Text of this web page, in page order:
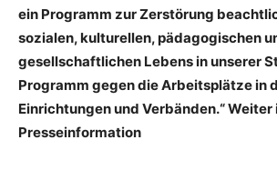
ein Programm zur Zerstörung
sozialen, kulturellen, pädagogischen
gesellschaftlichen Lebens in unserer
Programm gegen die Arbeitsplätze in
Einrichtungen und Verbänden.“ Weiter
Presseinformation